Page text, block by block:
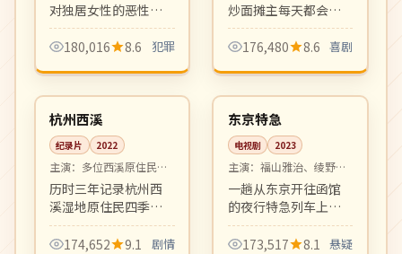
对独居女性的恶性案
件，老刑警与新人女
搜查官在零下二十度
跑。氛围压抑写实，
硬核犯罪片佳作。
180,016 8.6 犯罪
炒面摊主每天都会迎
来不同的食客与人生
故事。市井烟火气浓
想立刻吃一碗炒面。
176,480 8.6 喜剧
中国
4K 06:22
杭州西溪
纪录片 2022
主演： 多位西溪原住民出
镜
历时三年记录杭州西
溪湿地原住民四季劳
作与生活变迁。诗意
影像与口述史结合，
174,652 9.1 剧情
日本
完结 08:36
东京特急
电视剧 2023
主演： 福山雅治、绫野刚
一趟从东京开往函馆
的夜行特急列车上发
生离奇命案，乘客身
份层层揭开。本格推
173,517 8.1 悬疑